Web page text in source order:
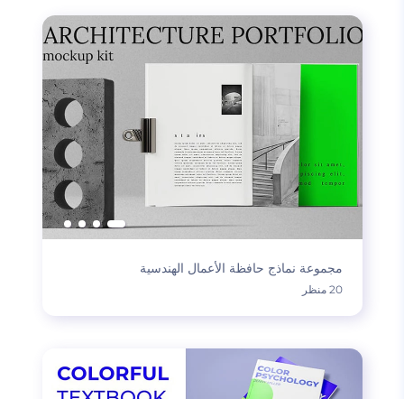
مجموعة نماذج حافظة الأعمال الهندسية
20 منظر